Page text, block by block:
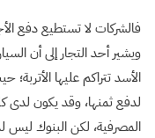
فالشركات لا تستطيع دفع
ويشير أحد التجار إلى أن
الأسد تتراكم عليها
لدفع ثمنها، وقد يكون لدى
المصرفية، لكن البنوك ليس